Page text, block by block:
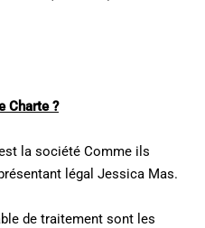
Charte ?
la société Comme ils
légal Jessica Mas.
de traitement sont les